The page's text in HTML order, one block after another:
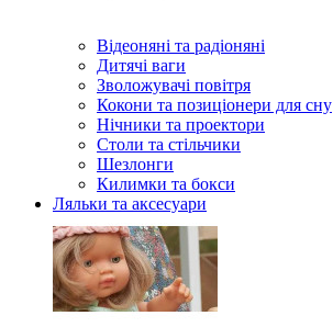
Відеоняні та радіоняні
Дитячі ваги
Зволожувачі повітря
Кокони та позиціонери для сну
Нічники та проектори
Столи та стільчики
Шезлонги
Килимки та бокси
Ляльки та аксесуари